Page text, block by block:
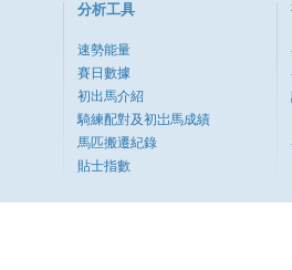
分析工具
速勢能量
賽日數據
初出馬介紹
騎練配對及初岀馬成績
馬匹搬遷紀錄
貼士指數